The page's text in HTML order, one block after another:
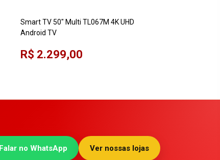
Smart TV 50" Multi TL067M 4K UHD
Android TV
R$ 2.299,00
Falar no WhatsApp Ver nossas lojas